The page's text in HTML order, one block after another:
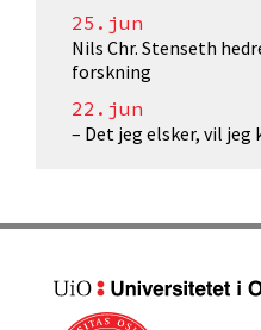
25.jun
Nils Chr. Stenseth
forskning
22.jun
– Det jeg elsker, vil jeg